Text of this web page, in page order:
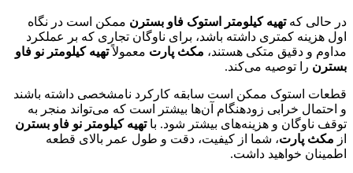
در حالی کهتهیه کیلومتر استوک فاو بسترن ممکن است در نگاه
اول هزینه کمتری داشته باشد، برای ناوگان تجاری که بر عملکرد
مداوم و دقیق متکی هستند، مکث پارت معمولاًتهیه کیلومتر نو فاو
بسترن را توصیه می‌کند.
قطعات استوک ممکن است سابقه کارکرد نامشخصی داشته باشند
و احتمال خرابی زودهنگام آن‌ها بیشتر است که می‌تواند منجر به
توقف ناوگان و هزینه‌های بیشتر شود. باتهیه کیلومتر نو فاو بسترن
از مکث پارت، شما از کیفیت، دقت و طول عمر بالای قطعه
اطمینان خواهید داشت.